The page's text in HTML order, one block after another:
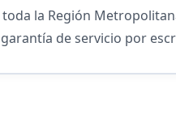
la Región
de servicio por